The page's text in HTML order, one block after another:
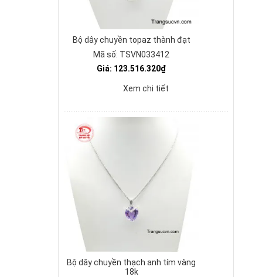
Bộ dây chuyền topaz thành đạt
Mã số: TSVN033412
Giá: 123.516.320₫
Xem chi tiết
Bộ dây chuyền thạch anh tím vàng
18k